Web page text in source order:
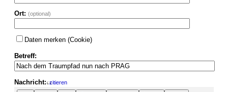
Ort: (optional)
Daten merken (Cookie)
Betreff:
Nachricht: zitieren